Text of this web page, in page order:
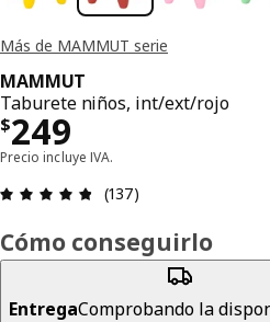
Más de MAMMUT serie
MAMMUT
Taburete niños, int/ext/rojo
$249
Precio $ 249
Precio incluye IVA.
Revisión: 4.8 fuera
(137)
Cómo conseguirlo
EntregaComprobando la